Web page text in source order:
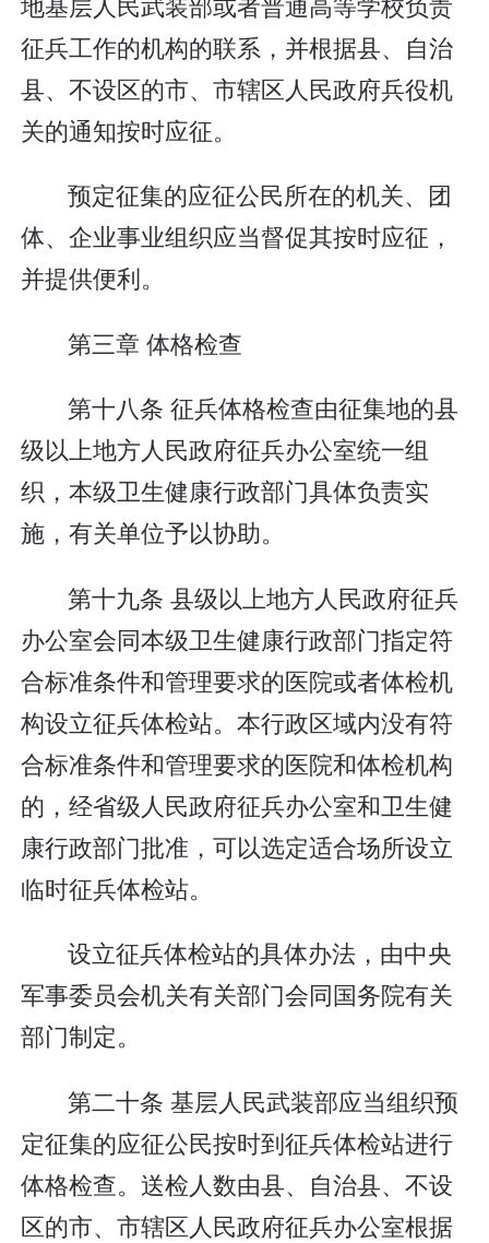
征兵工作的机构的联系，并根据县、自治
县、不设区的市、市辖区人民政府兵役机
关的通知按时应征。
预定征集的应征公民所在的机关、团
体、企业事业组织应当督促其按时应征，
并提供便利。
第三章 体格检查
第十八条 征兵体格检查由征集地的县
级以上地方人民政府征兵办公室统一组
织，本级卫生健康行政部门具体负责实
施，有关单位予以协助。
第十九条 县级以上地方人民政府征兵
办公室会同本级卫生健康行政部门指定符
合标准条件和管理要求的医院或者体检机
构设立征兵体检站。本行政区域内没有符
合标准条件和管理要求的医院和体检机构
的，经省级人民政府征兵办公室和卫生健
康行政部门批准，可以选定适合场所设立
临时征兵体检站。
设立征兵体检站的具体办法，由中央
军事委员会机关有关部门会同国务院有关
部门制定。
第二十条 基层人民武装部应当组织预
定征集的应征公民按时到征兵体检站进行
体格检查。送检人数由县、自治县、不设
区的市、市辖区人民政府征兵办公室根据